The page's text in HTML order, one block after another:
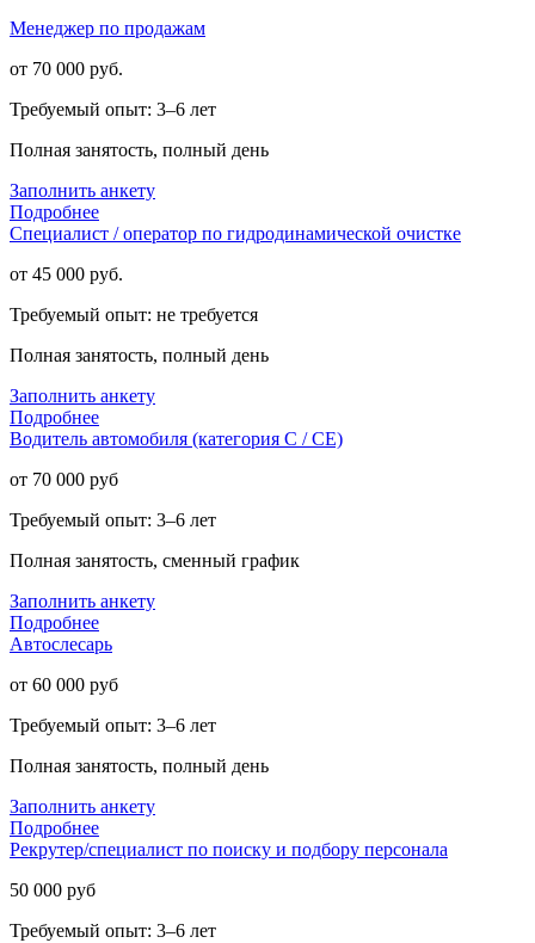
Менеджер по продажам
от 70 000 руб.
Требуемый опыт: 3–6 лет
Полная занятость, полный день
Заполнить анкету
Подробнее
Специалист / оператор по гидродинамической очистке
от 45 000 руб.
Требуемый опыт: не требуется
Полная занятость, полный день
Заполнить анкету
Подробнее
Водитель автомобиля (категория С / СЕ)
от 70 000 руб
Требуемый опыт: 3–6 лет
Полная занятость, сменный график
Заполнить анкету
Подробнее
Автослесарь
от 60 000 руб
Требуемый опыт: 3–6 лет
Полная занятость, полный день
Заполнить анкету
Подробнее
Рекрутер/специалист по поиску и подбору персонала
50 000 руб
Требуемый опыт: 3–6 лет